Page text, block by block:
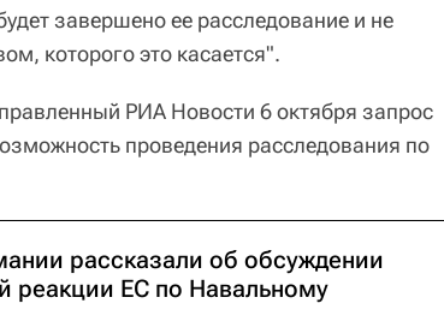
завершено ее расследование и не
которого это касается".
РИА Новости 6 октября запрос
проведения расследования по
рассказали об обсуждении
реакции ЕС по Навальному